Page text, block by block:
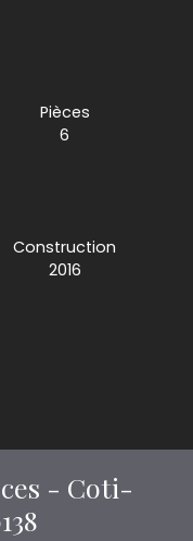
Pièces
6
Construction
2016
- Coti-